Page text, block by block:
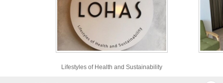
Lifestyles of Health and Sustainability